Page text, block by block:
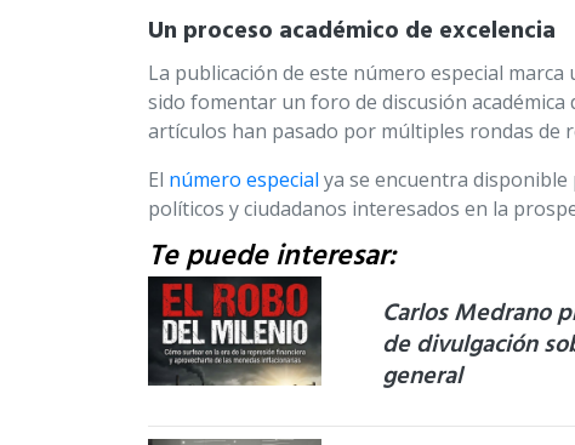
Un proceso académico de excelencia
La publicación de este número especial
sido fomentar un foro de discusión
artículos han pasado por múltiples rondas de
El número especial ya se encuentra
políticos y ciudadanos interesados en la
Te puede interesar:
Carlos Medrano
de divulgación
general